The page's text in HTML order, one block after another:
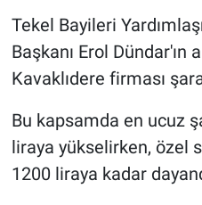
Tekel Bayileri
Başkanı Erol Dündar'ın
Kavaklıdere firması
Bu kapsamda en ucuz
liraya yükselirken, özel
1200 liraya kadar
Kimdir
Koronavirüs
Kültür Sanat
Ne demişti